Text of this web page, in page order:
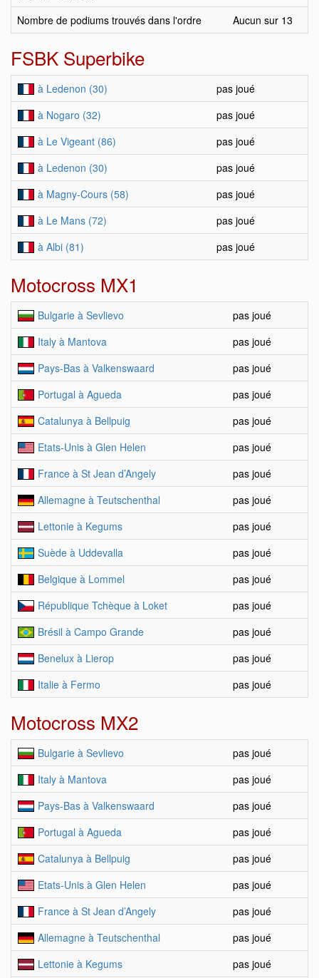
Nombre de podiums trouvés dans l'ordre Aucun sur 13
FSBK Superbike
à Ledenon (30)
pas joué
à Nogaro (32)
pas joué
à Le Vigeant (86)
pas joué
à Ledenon (30)
pas joué
à Magny-Cours (58)
pas joué
à Le Mans (72)
pas joué
à Albi (81)
pas joué
Motocross MX1
Bulgarie à Sevlievo
pas joué
Italy à Mantova
pas joué
Pays-Bas à Valkenswaard
pas joué
Portugal à Agueda
pas joué
Catalunya à Bellpuig
pas joué
Etats-Unis à Glen Helen
pas joué
France à St Jean d’Angely
pas joué
Allemagne à Teutschenthal
pas joué
Lettonie à Kegums
pas joué
Suède à Uddevalla
pas joué
Belgique à Lommel
pas joué
République Tchèque à Loket
pas joué
Brésil à Campo Grande
pas joué
Benelux à Lierop
pas joué
Italie à Fermo
pas joué
Motocross MX2
Bulgarie à Sevlievo
pas joué
Italy à Mantova
pas joué
Pays-Bas à Valkenswaard
pas joué
Portugal à Agueda
pas joué
Catalunya à Bellpuig
pas joué
Etats-Unis à Glen Helen
pas joué
France à St Jean d’Angely
pas joué
Allemagne à Teutschenthal
pas joué
Lettonie à Kegums
pas joué